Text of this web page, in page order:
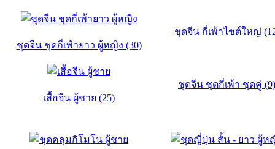
ชุดจีน ชุดกี่เพ้ายาว ผู้หญิง (30)
ชุดจีน กี่เพ้าไซต์ใหญ่
เสื้อจีน ผู้ชาย (25)
ชุดจีน ชุดกี่เพ้า ชุดคู่ (9)